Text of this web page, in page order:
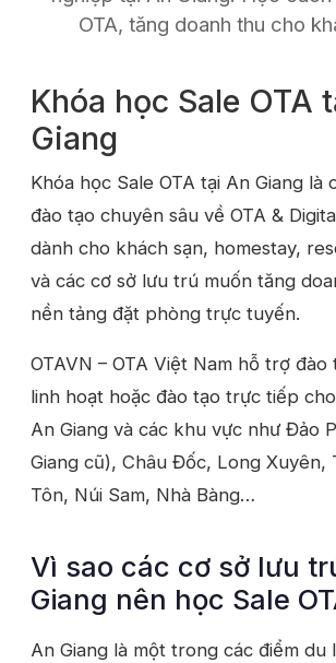
OTA, tăng doanh thu cho
Khóa học Sale OTA
Giang
Khóa học Sale OTA tại An Giang là
đào tạo chuyên sâu về OTA &
dành cho khách sạn, homestay,
và các cơ sở lưu trú muốn tăng
nền tảng đặt phòng trực tuyến.
OTAVN – OTA Việt Nam hỗ trợ đào
linh hoạt hoặc đào tạo trực tiếp
An Giang và các khu vực như Đảo
Giang cũ), Châu Đốc, Long Xuyên,
Tôn, Núi Sam, Nhà Bàng…
Vì sao các cơ sở lưu
Giang nên học Sale
An Giang là một trong các điểm du